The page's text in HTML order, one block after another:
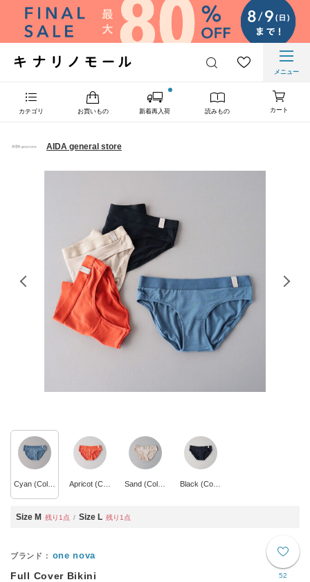
メニュー
カテゴリ お買いもの 新着再入荷 読みもの カート
AIDA general store
Size M 残り1点 Size L 残り1点
52
one nova
Full Cover Bikini